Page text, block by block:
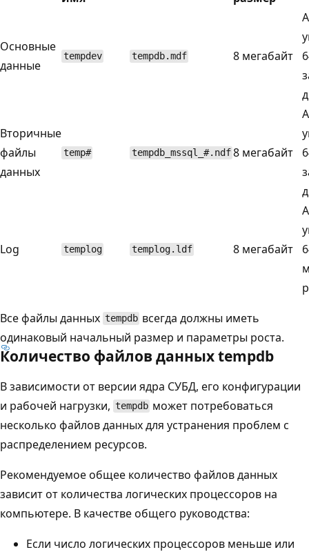
Основные
данные
tempdev tempdb.mdf 8 мегабайт
Вторичные
файлы
данных
temp# tempdb_mssql_#.ndf 8 мегабайт
Log templog templog.ldf 8 мегабайт
Все файлы данных tempdb всегда должны иметь
одинаковый начальный размер и параметры роста.
Количество файлов данных tempdb
В зависимости от версии ядра СУБД, его конфигурации
и рабочей нагрузки, tempdb может потребоваться
несколько файлов данных для устранения проблем с
распределением ресурсов.
Рекомендуемое общее количество файлов данных
зависит от количества логических процессоров на
компьютере. В качестве общего руководства:
Если число логических процессоров меньше или